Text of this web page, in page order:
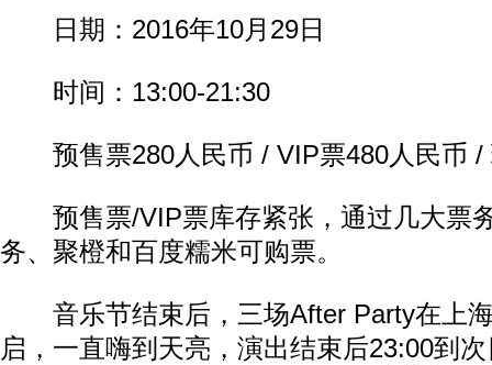
日期：2016年10月29日
时间：13:00-21:30
预售票280人民币 / VIP票480人民币 /
预售票/VIP票库存紧张，通过几大票
务、聚橙和百度糯米可购票。
音乐节结束后，三场After Party在上
启，一直嗨到天亮，演出结束后23:00到